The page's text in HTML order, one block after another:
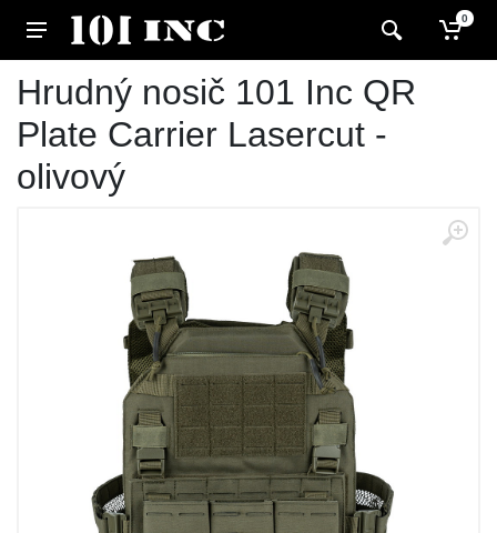
0
Hrudný nosič 101 Inc QR
Plate Carrier Lasercut -
olivový